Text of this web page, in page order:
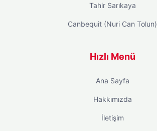
Tahir Sarıkaya
Canbequit (Nuri Can Tolun)
Hızlı Menü
Ana Sayfa
Hakkımızda
İletişim